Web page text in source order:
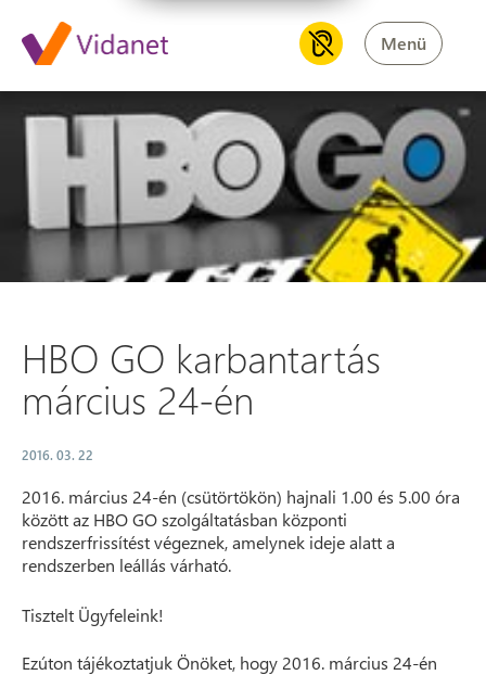
Menü
HBO GO karbantartás
HBO GO karbantartás
március 24-én
2016. 03. 22
2016. március 24-én (csütörtökön) hajnali 1.00 és 5.00 óra
között az HBO GO szolgáltatásban központi
rendszerfrissítést végeznek, amelynek ideje alatt a
rendszerben leállás várható.
Tisztelt Ügyfeleink!
Ezúton tájékoztatjuk Önöket, hogy 2016. március 24-én